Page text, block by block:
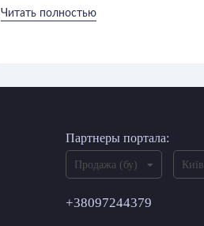
Читать полностью
Партнеры портала:
Продажа (бу) Київ
+38097244379